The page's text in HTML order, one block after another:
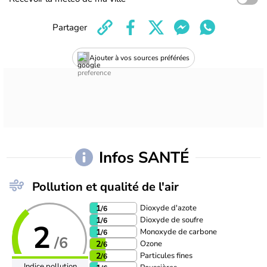
Ajouter à vos sources préférées
Partager
Infos SANTÉ
Pollution et qualité de l'air
2 /6
1/6 Dioxyde d'azote
1/6 Dioxyde de soufre
1/6 Monoxyde de carbone
2/6 Ozone
2/6 Particules fines